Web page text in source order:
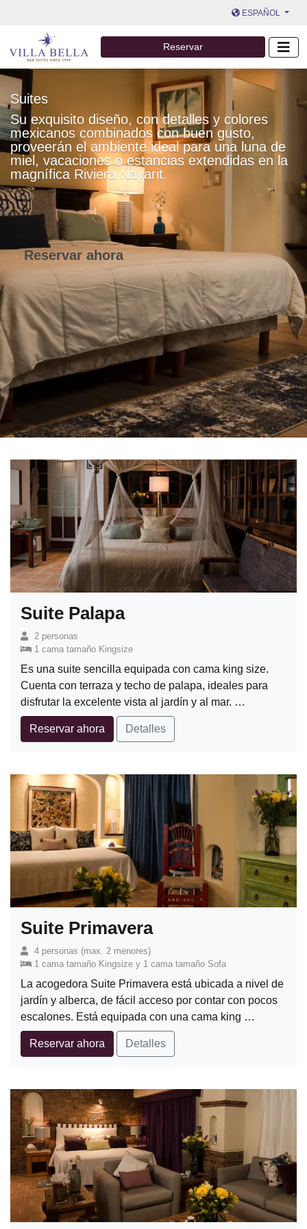
ESPAÑOL
Reservar
Suites
Su exquisito diseño, con detalles y colores
mexicanos combinados con buen gusto,
proveerán el ambiente ideal para una luna de
miel, vacaciones o estancias extendidas en la
magnífica Riviera Nayarit.
Reservar ahora
Suite Palapa
2 personas
1 cama tamaño Kingsize
Es una suite sencilla equipada con cama king size.
Cuenta con terraza y techo de palapa, ideales para
disfrutar la excelente vista al jardín y al mar. …
Reservar ahora Detalles
Suite Primavera
4 personas (max. 2 menores)
1 cama tamaño Kingsize y 1 cama tamaño Sofa
La acogedora Suite Primavera está ubicada a nivel de
jardín y alberca, de fácil acceso por contar con pocos
escalones. Está equipada con una cama king …
Reservar ahora Detalles